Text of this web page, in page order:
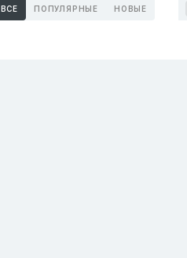
ВСЕ ПОПУЛЯРНЫЕ НОВЫЕ